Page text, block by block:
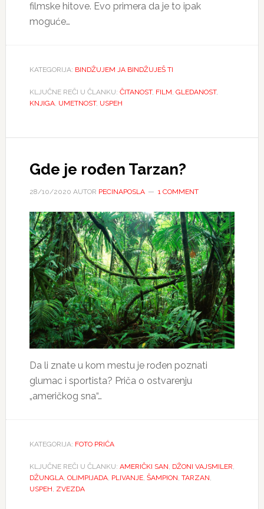
filmske hitove. Evo primera da je to ipak
moguće…
KATEGORIJA: BINDŽUJEM JA BINDŽUJEŠ TI
KLJUČNE REČI U ČLANKU: ČITANOST, FILM, GLEDANOST,
KNJIGA, UMETNOST, USPEH
Gde je rođen Tarzan?
28/10/2020 AUTOR PECINAPOSLA 1 COMMENT
Da li znate u kom mestu je rođen poznati
glumac i sportista? Priča o ostvarenju
„američkog sna“…
KATEGORIJA: FOTO PRIĆA
KLJUČNE REČI U ČLANKU: AMERIČKI SAN, DŽONI VAJSMILER,
DŽUNGLA, OLIMPIJADA, PLIVANJE, ŠAMPION, TARZAN,
USPEH, ZVEZDA